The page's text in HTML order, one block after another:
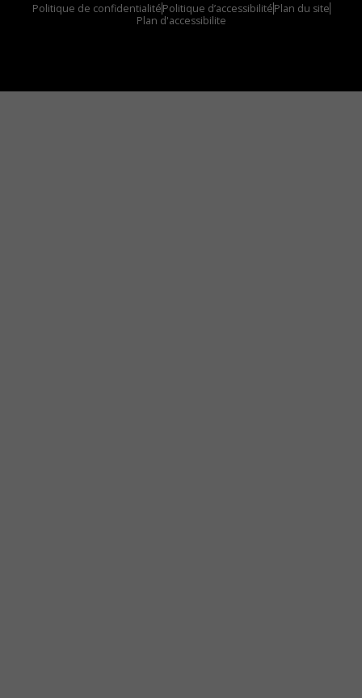
Politique de confidentialitéPolitique d’accessibilitéPlan du site
Plan d'accessibilite